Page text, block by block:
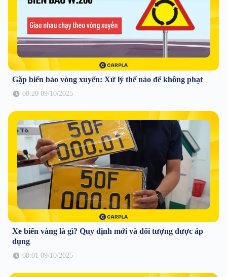
Gặp biển báo vòng xuyến: Xử lý thế nào để không phạt
08:20 09/10/2025
Xe biển vàng là gì? Quy định mới và đối tượng được áp
dụng
08:01 09/10/2025